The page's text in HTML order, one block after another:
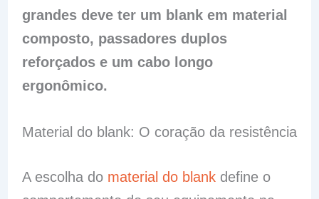
grandes deve ter um blank em material
composto, passadores duplos
reforçados e um cabo longo
ergonômico.
Material do blank: O coração da resistência
A escolha do material do blankdefine o